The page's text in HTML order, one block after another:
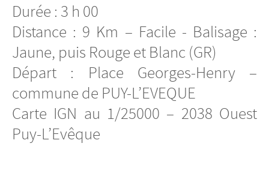
Durée : 3 h 00
Distance : 9 Km – Facile - Balisage :
Jaune, puis Rouge et Blanc (GR)
Départ : Place Georges-Henry –
commune de PUY-L’EVEQUE
Carte IGN au 1/25000 – 2038 Ouest
Puy-L’Evêque